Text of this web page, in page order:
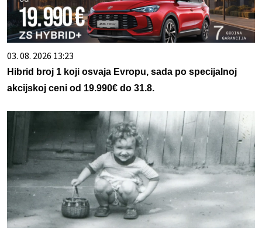
03. 08. 2026 13:23
Hibrid broj 1 koji osvaja Evropu, sada po specijalnoj
akcijskoj ceni od 19.990€ do 31.8.